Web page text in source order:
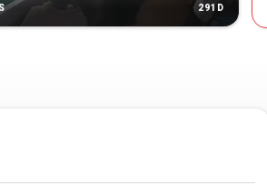
291D